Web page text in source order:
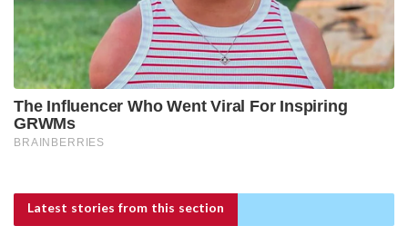
Latest stories from this section